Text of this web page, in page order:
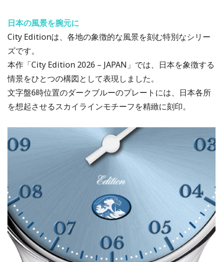
日本の風景を腕元に
City Editionは、各地の象徴的な風景を刻む特別なシリー
ズです。
本作「City Edition 2026 – JAPAN」では、日本を象徴する
情景をひとつの構図として表現しました。
文字盤6時位置のダークブルーのプレートには、日本各所
を想起させるスカイラインモチーフを精緻に刻印。